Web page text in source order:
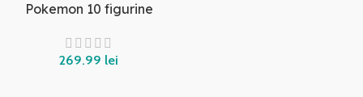
Pokemon 10 figurine
lei